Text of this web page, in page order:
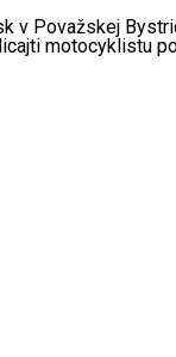
v Považskej
motocyklistu